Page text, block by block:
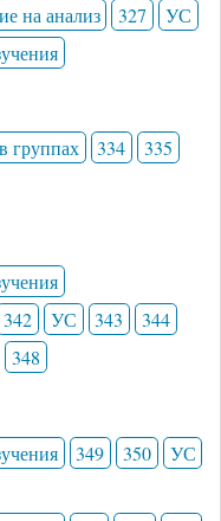
на анализ 327
УС
группах 334
335
342 УС 343
344
348
349 350
УС